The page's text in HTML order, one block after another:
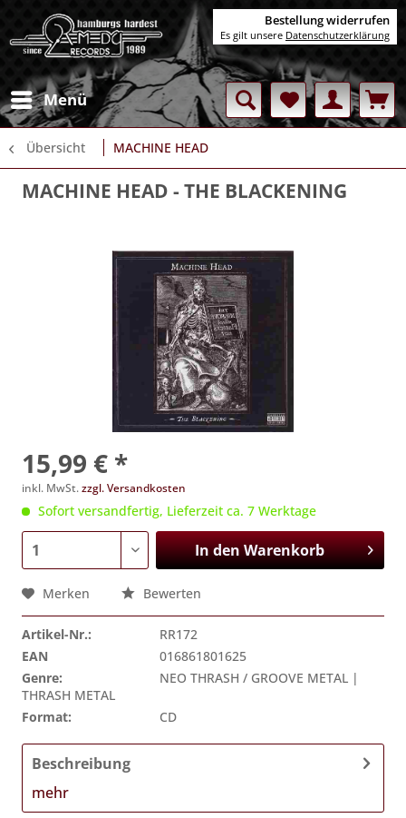
Menü
Übersicht MACHINE HEAD
MACHINE HEAD - THE BLACKENING
15,99 € *
inkl. MwSt.zzgl. Versandkosten
Sofort versandfertig, Lieferzeit ca. 7 Werktage
In denWarenkorb
Merken Bewerten
Artikel-Nr.:
RR172
EAN
016861801625
Genre:
NEO THRASH / GROOVE METAL |
THRASH METAL
Format:
CD
Beschreibung
mehr
Bestellung widerrufen
Es gilt unsere Datenschutzerklärung